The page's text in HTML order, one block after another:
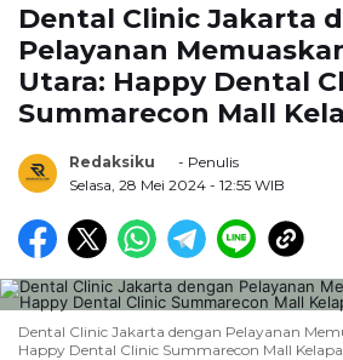
Dental Clinic Jakarta
Pelayanan
Utara: Happy Dental
Summarecon Mall
Redaksiku
- Penulis
Selasa, 28 Mei 2024 - 12:55 WIB
Dental Clinic Jakarta dengan Pelayanan
Happy Dental Clinic Summarecon Mall